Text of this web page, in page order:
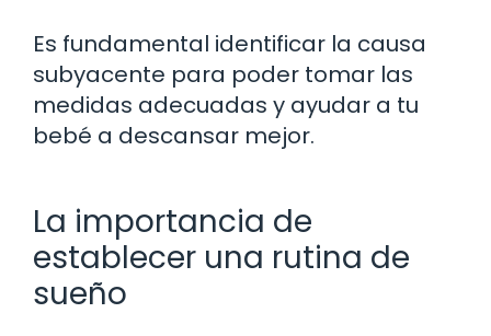
Es fundamental identificar la causa
subyacente para poder tomar las
medidas adecuadas y ayudar a tu
bebé a descansar mejor.
La importancia de
establecer una rutina de
sueño